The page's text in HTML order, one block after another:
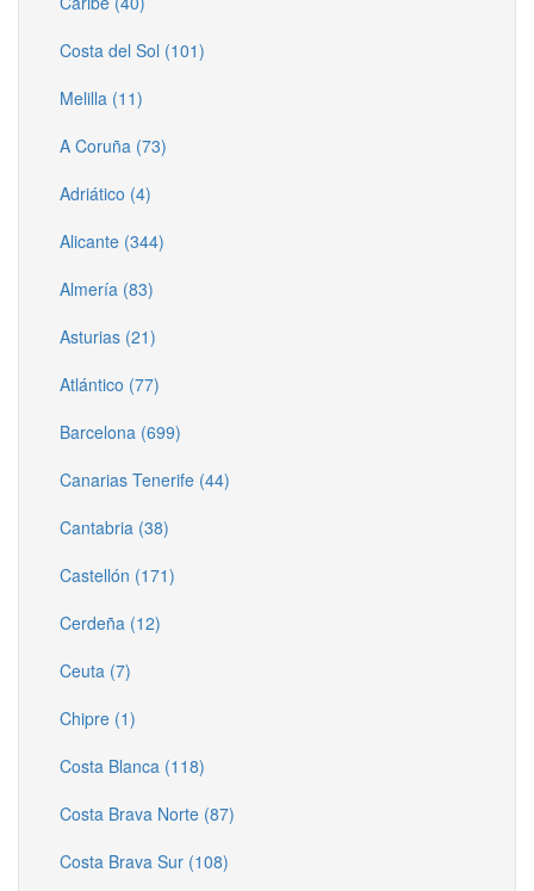
Costa del Sol (101)
Melilla (11)
A Coruña (73)
Adriático (4)
Alicante (344)
Almería (83)
Asturias (21)
Atlántico (77)
Barcelona (699)
Canarias Tenerife (44)
Cantabria (38)
Castellón (171)
Cerdeña (12)
Ceuta (7)
Chipre (1)
Costa Blanca (118)
Costa Brava Norte (87)
Costa Brava Sur (108)